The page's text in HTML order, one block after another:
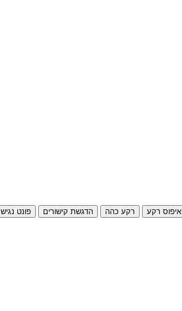
איפוס רקע רקע כהה הדגשת קישורים פונט נגיש